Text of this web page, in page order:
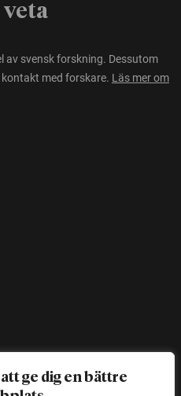
ge dig en bättre
av svensk forskning. Dessutom
med forskare. Läs mer om